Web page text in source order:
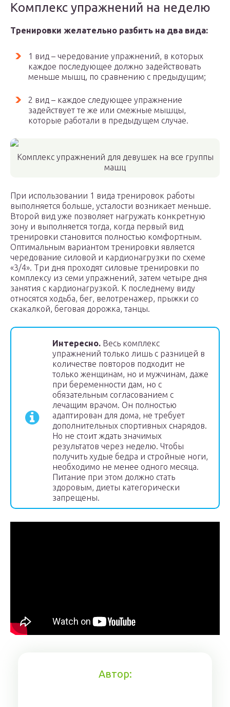
Комплекс упражнений на неделю
Тренировки желательно разбить на два вида:
1 вид – чередование упражнений, в которых
каждое последующее должно задействовать
меньше мышц, по сравнению с предыдущим;
2 вид – каждое следующее упражнение
задействует те же или смежные мышцы,
которые работали в предыдущем случае.
Комплекс упражнений для девушек на все группы
машц
При использовании 1 вида тренировок работы
выполняется больше, усталости возникает меньше.
Второй вид уже позволяет нагружать конкретную
зону и выполняется тогда, когда первый вид
тренировки становится полностью комфортным.
Оптимальным вариантом тренировки является
чередование силовой и кардионагрузки по схеме
«3/4». Три дня проходят силовые тренировки по
комплексу из семи упражнений, затем четыре дня
занятия с кардионагрузкой. К последнему виду
относятся ходьба, бег, велотренажер, прыжки со
скакалкой, беговая дорожка, танцы.
Интересно. Весь комплекс
упражнений только лишь с разницей в
количестве повторов подходит не
только женщинам, но и мужчинам, даже
при беременности дам, но с
обязательным согласованием с
лечащим врачом. Он полностью
адаптирован для дома, не требует
дополнительных спортивных снарядов.
Но не стоит ждать значимых
результатов через неделю. Чтобы
получить худые бедра и стройные ноги,
необходимо не менее одного месяца.
Питание при этом должно стать
здоровым, диеты категорически
запрещены.
Автор: